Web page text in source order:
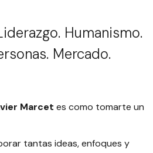
Humanismo.
Mercado.
Marcet es como tomarte un
tantas ideas, enfoques y